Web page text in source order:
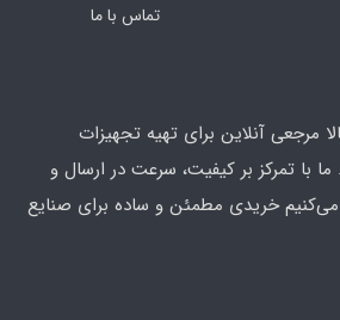
تماس با ما
مرجعی آنلاین برای تهیه تجهیزات
با تمرکز بر کیفیت، سرعت در ارسال و
خریدی مطمئن و ساده برای صنایع